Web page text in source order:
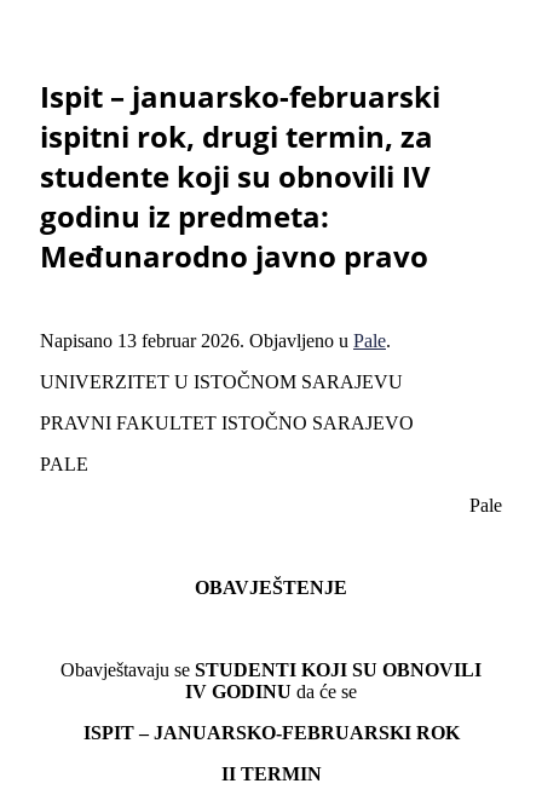
Ispit – januarsko-februarski
ispitni rok, drugi termin, za
studente koji su obnovili IV
godinu iz predmeta:
Međunarodno javno pravo
Napisano 13 februar 2026. Objavljeno u Pale.
UNIVERZITET U ISTOČNOM SARAJEVU
PRAVNI FAKULTET ISTOČNO SARAJEVO
PALE
Pale
OBAVJEŠTENJE
Obavještavaju se STUDENTI KOJI SU OBNOVILI
IV GODINU da će se
ISPIT – JANUARSKO-FEBRUARSKI ROK
II TERMIN